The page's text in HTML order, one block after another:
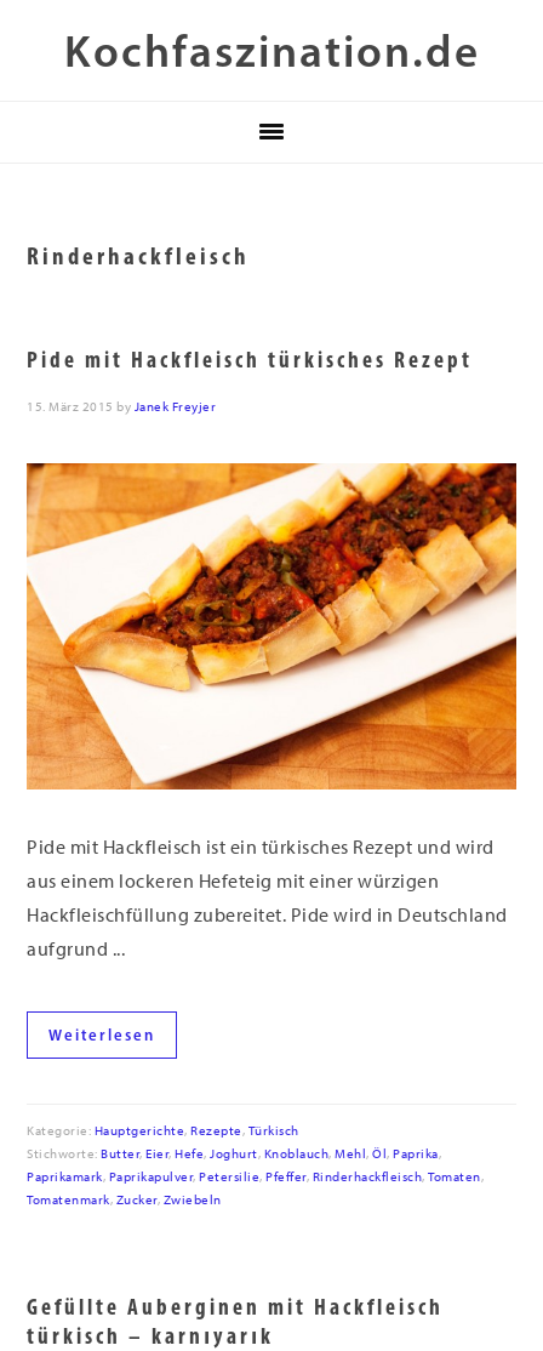
Hauptnavigation
Kochfaszination.de
Rinderhackfleisch
Pide mit Hackfleisch türkisches Rezept
15. März 2015 by Janek Freyjer
Pide mit Hackfleisch ist ein türkisches Rezept und wird
aus einem lockeren Hefeteig mit einer würzigen
Hackfleischfüllung zubereitet. Pide wird in Deutschland
aufgrund ...
Weiterlesen
Kategorie: Hauptgerichte,Rezepte, Türkisch
Stichworte:Butter,Eier,Hefe,Joghurt, Knoblauch,Mehl,Öl,Paprika,
Paprikamark, Paprikapulver,Petersilie,Pfeffer, Rinderhackfleisch,Tomaten,
Tomatenmark, Zucker, Zwiebeln
Gefüllte Auberginen mit Hackfleisch
türkisch – karnıyarık